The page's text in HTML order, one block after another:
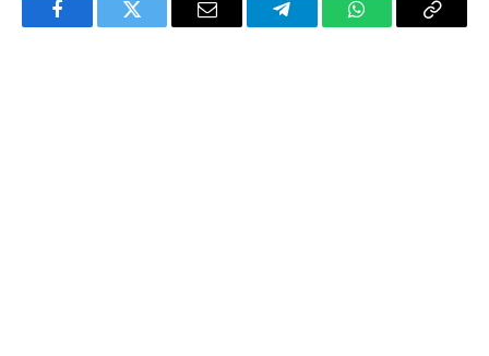
FacebookTwitter Email TelegramWhatsAppCopy